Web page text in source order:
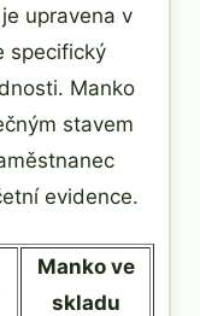
upravena v
specifický
Manko
stavem
evidence.
Manko ve
skladu